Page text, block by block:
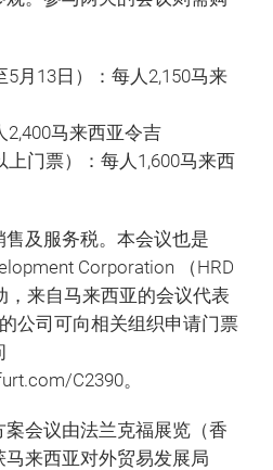
月13日）：每人2,150马来
马来西亚令吉
上门票）：每人1,600马来西
及服务税。本会议也是
Corporation （HRD
，来自马来西亚的会议代表
公司可向相关组织申请门票
C2390。
会议由法兰克福展览（香
来西亚对外贸易发展局